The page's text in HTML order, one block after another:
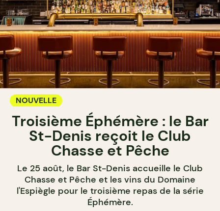
NOUVELLE
Troisième Éphémère : le Bar
St-Denis reçoit le Club
Chasse et Pêche
Le 25 août, le Bar St-Denis accueille le Club
Chasse et Pêche et les vins du Domaine
l'Espiègle pour le troisième repas de la série
Éphémère.